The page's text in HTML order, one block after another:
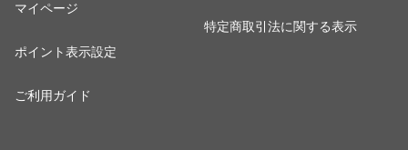
マイページ
ポイント表示設定
ご利用ガイド
特定商取引法に関する表示